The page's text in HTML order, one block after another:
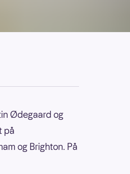
Ødegaard og
på
og Brighton. På